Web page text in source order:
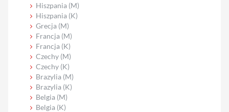
Hiszpania (M)
Hiszpania (K)
Grecja (M)
Francja (M)
Francja (K)
Czechy (M)
Czechy (K)
Brazylia (M)
Brazylia (K)
Belgia (M)
Belgia (K)